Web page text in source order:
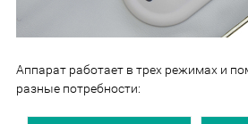
Аппарат работает в трех режимах и
разные потребности: